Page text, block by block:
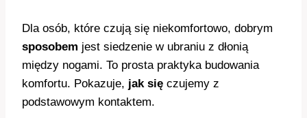
Dla osób, które czują się niekomfortowo, dobrym
sposobem jest siedzenie w ubraniu z dłonią
między nogami. To prosta praktyka budowania
komfortu. Pokazuje, jak się czujemy z
podstawowym kontaktem.